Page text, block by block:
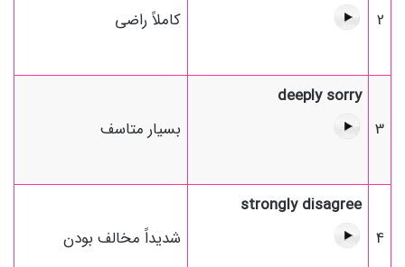
2
کاملاً راضی
3
deeply sorry
بسیار متاسف
4
strongly disagree
شدیداً مخالف بودن